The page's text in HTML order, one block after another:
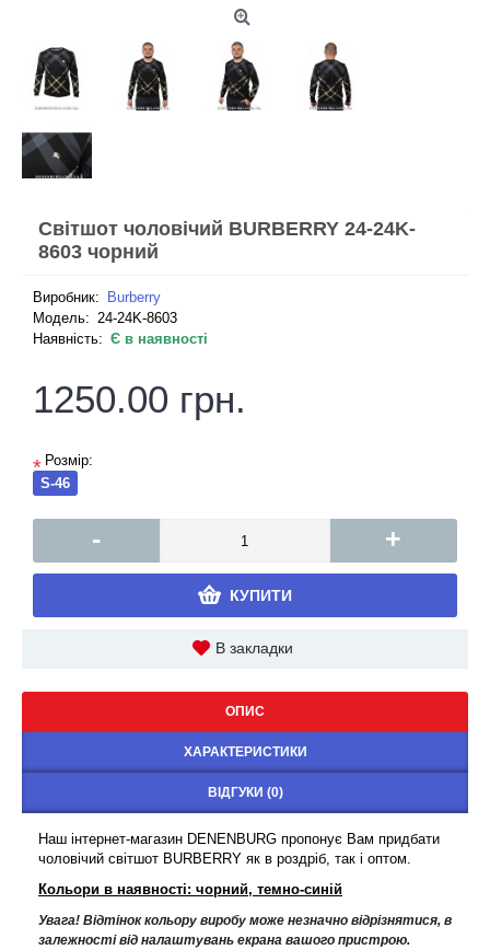
Світшот чоловічий BURBERRY 24-24K-
8603 чорний
Виробник:
Burberry
Модель: 24-24K-8603
Наявність: Є в наявності
1250.00 грн.
* Розмір:
S-46
- +
КУПИТИ
В закладки
ОПИС
ХАРАКТЕРИСТИКИ
ВІДГУКИ (0)
Наш інтернет-магазин DENENBURG пропонує Вам придбати
чоловічий світшот BURBERRY як в роздріб, так і оптом.
Кольори в наявності: чорний, темно-синій
Увага! Відтінок кольору виробу може незначно відрізнятися, в
залежності від налаштувань екрана вашого пристрою.